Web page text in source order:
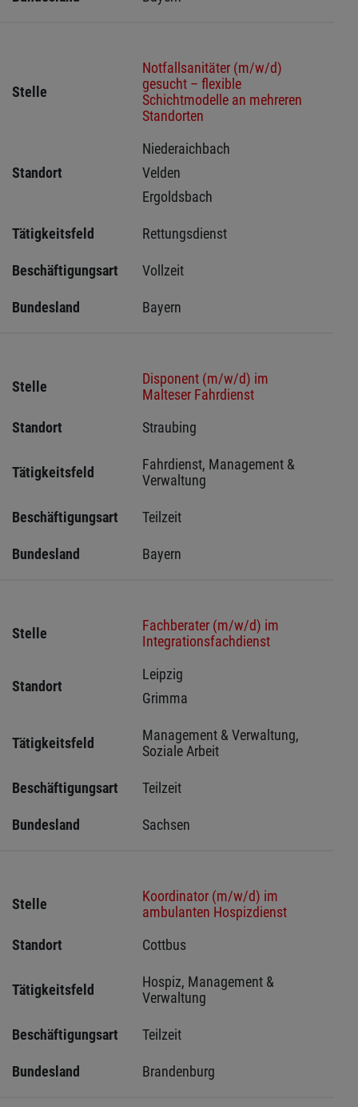
Stelle
Notfallsanitäter (m/w/d)
gesucht – flexible
Schichtmodelle an mehreren
Standorten
Standort
Niederaichbach
Velden
Ergoldsbach
Tätigkeitsfeld Rettungsdienst
Beschäftigungsart Vollzeit
Bundesland Bayern
Stelle
Disponent (m/w/d) im
Malteser Fahrdienst
Standort
Straubing
Tätigkeitsfeld
Fahrdienst, Management &
Verwaltung
Beschäftigungsart Teilzeit
Bundesland Bayern
Stelle
Fachberater (m/w/d) im
Integrationsfachdienst
Standort
Leipzig
Grimma
Tätigkeitsfeld
Management & Verwaltung,
Soziale Arbeit
Beschäftigungsart Teilzeit
Bundesland Sachsen
Stelle
Koordinator (m/w/d) im
ambulanten Hospizdienst
Standort
Cottbus
Tätigkeitsfeld
Hospiz, Management &
Verwaltung
Beschäftigungsart Teilzeit
Bundesland Brandenburg